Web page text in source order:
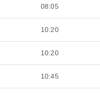
08:05
10:20
10:20
10:45